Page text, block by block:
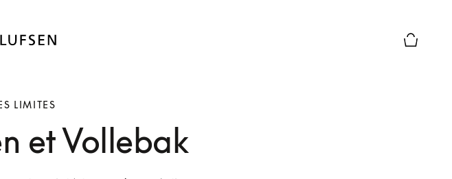
LIMITES
et Vollebak